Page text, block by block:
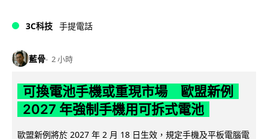
3C科技 手提電話
藍骨 2 小時
可換電池手機或重現市場 歐盟新例
2027 年強制手機用可拆式電池
歐盟新例將於 2027 年 2 月 18 日生效，規定手機及平板電腦電